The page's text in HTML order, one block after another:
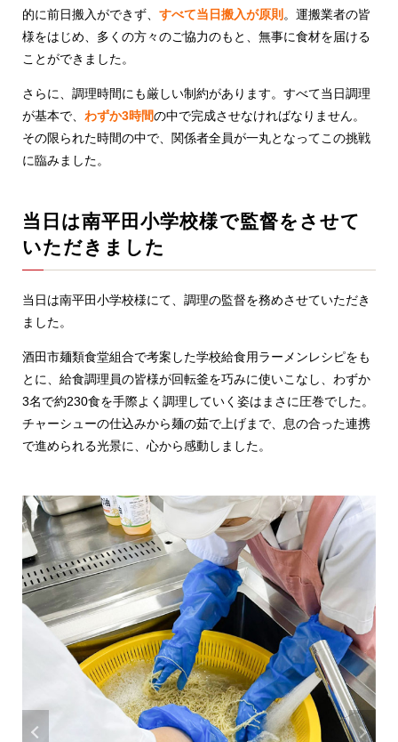
的に前日搬入ができず、 すべて当日搬入が原則 。運搬業者の皆
様をはじめ、多くの方々のご協力のもと、無事に食材を届ける
ことができました。
さらに、調理時間にも厳しい制約があります。すべて当日調理
が基本で、 わずか3時間の中で完成させなければなりません。
その限られた時間の中で、関係者全員が一丸となってこの挑戦
に臨みました。
当日は南平田小学校様で監督をさせて
いただきました
当日は南平田小学校様にて、調理の監督を務めさせていただき
ました。
酒田市麺類食堂組合で考案した学校給食用ラーメンレシピをも
とに、給食調理員の皆様が回転釜を巧みに使いこなし、わずか
3名で約230食を手際よく調理していく姿はまさに圧巻でした。
チャーシューの仕込みから麺の茹で上げまで、息の合った連携
で進められる光景に、心から感動しました。